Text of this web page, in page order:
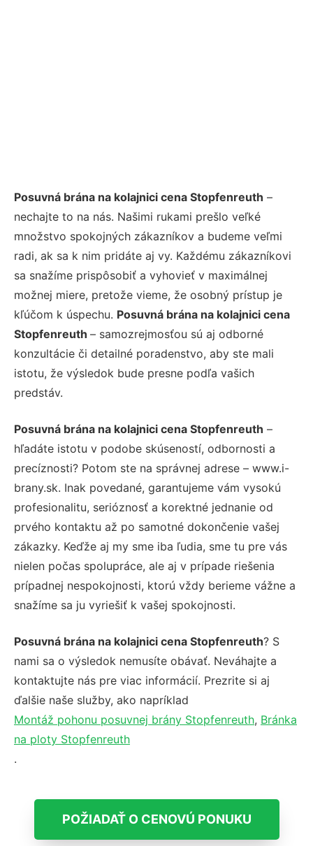
Posuvná brána na kolajnici cena Stopfenreuth –
nechajte to na nás. Našimi rukami prešlo veľké
množstvo spokojných zákazníkov a budeme veľmi
radi, ak sa k nim pridáte aj vy. Každému zákazníkovi
sa snažíme prispôsobiť a vyhovieť v maximálnej
možnej miere, pretože vieme, že osobný prístup je
kľúčom k úspechu. Posuvná brána na kolajnici cena
Stopfenreuth – samozrejmosťou sú aj odborné
konzultácie či detailné poradenstvo, aby ste mali
istotu, že výsledok bude presne podľa vašich
predstáv.
Posuvná brána na kolajnici cena Stopfenreuth –
hľadáte istotu v podobe skúseností, odbornosti a
precíznosti? Potom ste na správnej adrese – www.i-
brany.sk. Inak povedané, garantujeme vám vysokú
profesionalitu, serióznosť a korektné jednanie od
prvého kontaktu až po samotné dokončenie vašej
zákazky. Keďže aj my sme iba ľudia, sme tu pre vás
nielen počas spolupráce, ale aj v prípade riešenia
prípadnej nespokojnosti, ktorú vždy berieme vážne a
snažíme sa ju vyriešiť k vašej spokojnosti.
Posuvná brána na kolajnici cena Stopfenreuth? S
nami sa o výsledok nemusíte obávať. Neváhajte a
kontaktujte nás pre viac informácií. Prezrite si aj
ďalšie naše služby, ako napríklad
Montáž pohonu posuvnej brány Stopfenreuth, Bránka
na ploty Stopfenreuth
.
POŽIADAŤ O CENOVÚ PONUKU